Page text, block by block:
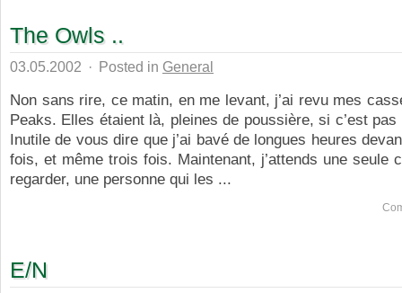
The Owls ..
03.05.2002 · Posted in General
Non sans rire, ce matin, en me levant, j’ai revu mes
Peaks. Elles étaient là, pleines de poussière, si c’est
Inutile de vous dire que j’ai bavé de longues heures
fois, et même trois fois. Maintenant, j’attends une seule
regarder, une personne qui les ...
E/N